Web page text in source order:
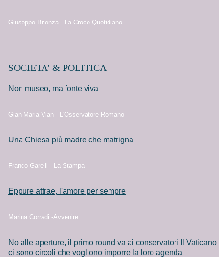
Giuseppe Brienza - La Croce Quotidiano
SOCIETA' & POLITICA
Non museo, ma fonte viva
Gian Maria Vian - L'Osservatore Romano
Una Chiesa più madre che matrigna
Franco Garelli - La Stampa
Eppure attrae, l'amore per sempre
Marina Corradi -Avvenire
No alle aperture, il primo round va ai conservatori Il
ci sono circoli che vogliono imporre la loro agenda